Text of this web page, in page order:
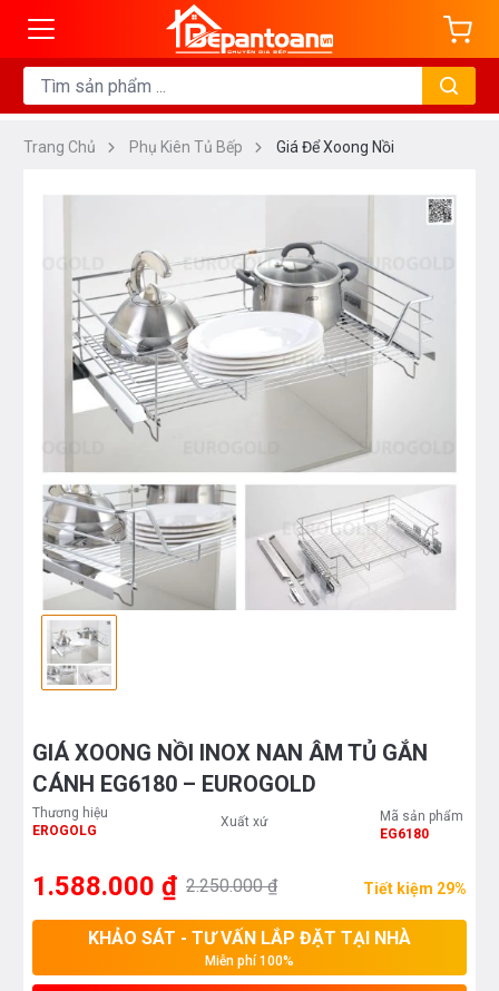
Trang Chủ Phụ Kiên Tủ Bếp Giá Để Xoong Nồi
GIÁ XOONG NỒI INOX NAN ÂM TỦ GẮN
CÁNH EG6180 – EUROGOLD
Thương hiệu
EROGOLG
Xuất xứ
Mã sản phẩm
EG6180
1.588.000 ₫ 2.250.000 ₫ Tiết kiệm 29%
KHẢO SÁT - TƯ VẤN LẮP ĐẶT TẠI NHÀ
Miễn phí 100%